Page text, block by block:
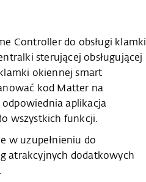
Controller do obsługi klamki
sterującej obsługującej
okiennej smart
kod Matter na
aplikacja
wszystkich funkcji.
w uzupełnieniu do
atrakcyjnych dodatkowych